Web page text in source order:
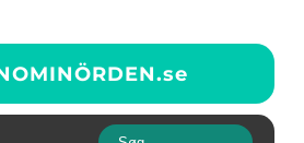
se